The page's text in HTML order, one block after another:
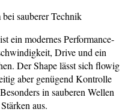
sauberer Technik
ein modernes Performance-
Drive und ein
Der Shape lässt sich flowig
aber genügend Kontrolle
in sauberen Wellen
aus.